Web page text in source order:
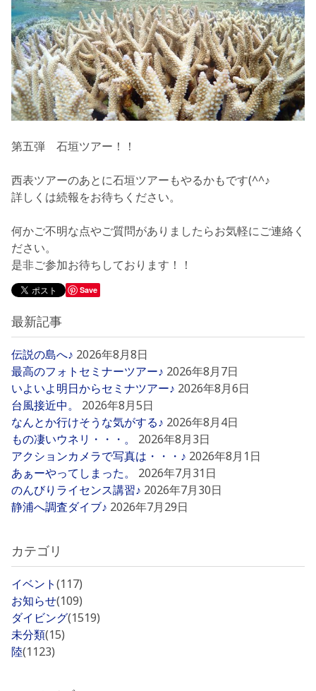
第五弾 石垣ツアー！！
西表ツアーのあとに石垣ツアーもやるかもです(^^♪
詳しくは続報をお待ちください。
何かご不明な点やご質問がありましたらお気軽にご連絡く
ださい。
是非ご参加お待ちしております！！
Save
最新記事
伝説の島へ♪ 2026年8月8日
最高のフォトセミナーツアー♪ 2026年8月7日
いよいよ明日からセミナツアー♪ 2026年8月6日
台風接近中。
2026年8月5日
なんとか行けそうな気がする♪ 2026年8月4日
もの凄いウネリ・・・。
2026年8月3日
アクションカメラで写真は・・・♪ 2026年8月1日
あぁーやってしまった。
2026年7月31日
のんびりライセンス講習♪ 2026年7月30日
静浦へ調査ダイブ♪ 2026年7月29日
カテゴリ
イベント(117)
お知らせ(109)
ダイビング(1519)
未分類(15)
陸(1123)